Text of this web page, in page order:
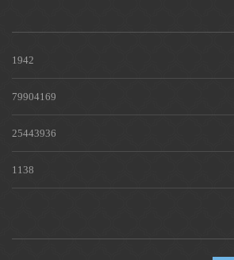
1942
79904169
25443936
1138